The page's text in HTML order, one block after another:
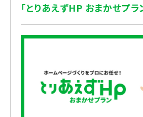
「とりあえずHP おまかせプラ